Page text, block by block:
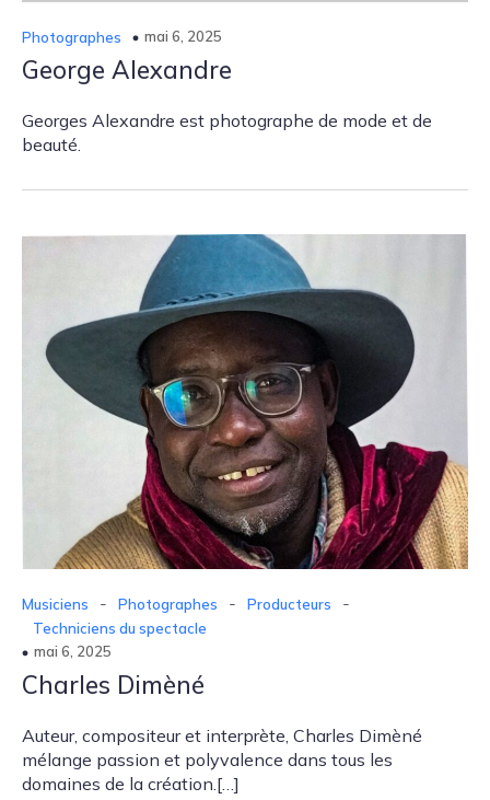
Photographes mai 6, 2025
George Alexandre
Georges Alexandre est photographe de mode et de
beauté.
Musiciens - Photographes - Producteurs -
Techniciens du spectacle
mai 6, 2025
Charles Dimèné
Auteur, compositeur et interprète, Charles Dimèné
mélange passion et polyvalence dans tous les
domaines de la création.[…]